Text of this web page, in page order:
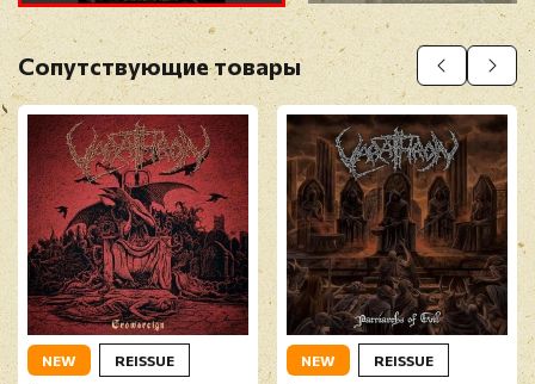
Оставить отзыв
Перед публикацией отзывы проходят
модерацию
Сопутствующие товары
NEW
REISSUE
NEW
REISSUE